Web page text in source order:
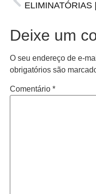
Deixe um
O seu endereço de e-
obrigatórios são
Comentário *